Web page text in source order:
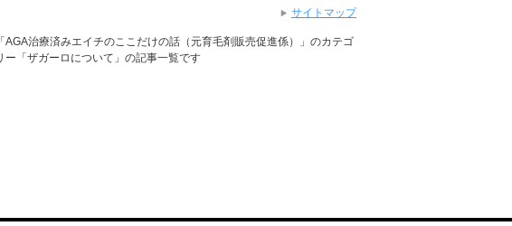
「AGA治療済みエイチのここだけの話（元育毛剤販売促進係）」のカテゴ
ー「ザガーロについて」の記事一覧です
サイトマップ